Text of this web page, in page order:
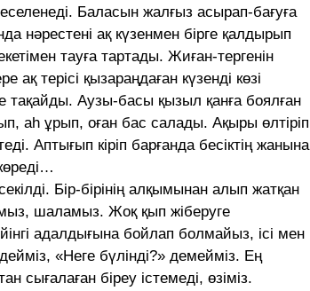
еселенеді. Баласын жалғыз асырап-бағуға
нәрестені ақ күзенмен бірге қалдырып
тауға тартады. Жиған-тергенін
терісі қызараңдаған күзенді көзі
тақайды. Аузы-басы қызыл қанға боялған
аһ ұрып, оған бас салады. Ақыры өлтіріп
Аптығып кіріп барғанда бесіктің жанына
Бір-бірінің алқымынан алып жатқан
шаламыз. Жоқ қып жіберуге
адалдығына бойлап болмайыз, ісі мен
«Неге бүлінді?» демейміз. Ең
сығалаған біреу істемеді, өзіміз.